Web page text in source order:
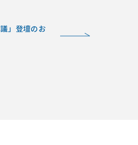
」登壇のお